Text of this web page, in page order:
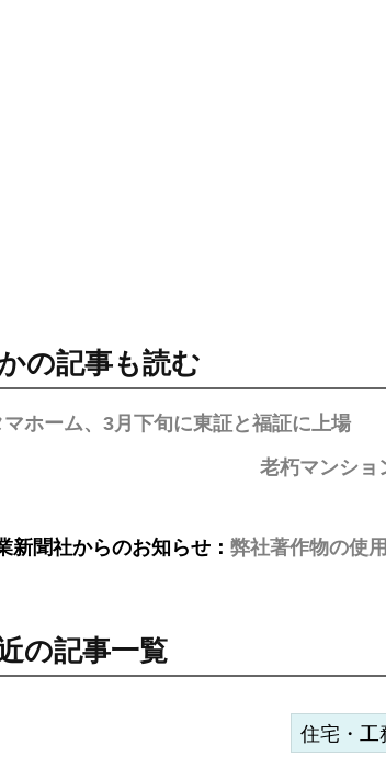
の記事も読む
マホーム、3月下旬に東証と福証に上場
老朽マンショ
新聞社からのお知らせ： 弊社著作物の使
の記事一覧
住宅・工